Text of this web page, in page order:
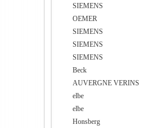
SIEMENS
OEMER
SIEMENS
SIEMENS
SIEMENS
Beck
AUVERGNE VERINS
elbe
elbe
Honsberg